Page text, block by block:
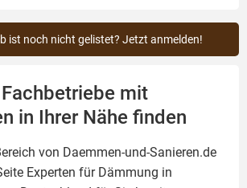
ist noch nicht gelistet? Jetzt anmelden!
mit
in Ihrer Nähe finden
von Daemmen-und-Sanieren.de
Experten für Dämmung in